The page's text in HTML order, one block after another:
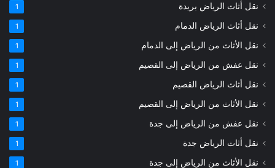
نقل أثاث الرياض بريدة 1
نقل أثاث الرياض الدمام 1
نقل الأثاث من الرياض إلى الدمام 1
نقل عفش من الرياض إلى القصيم 1
نقل أثاث الرياض القصيم 1
نقل الأثاث من الرياض إلى القصيم 1
نقل عفش من الرياض إلى جدة 1
نقل أثاث الرياض جدة 1
نقل الأثاث من الرياض إلى جدة 1